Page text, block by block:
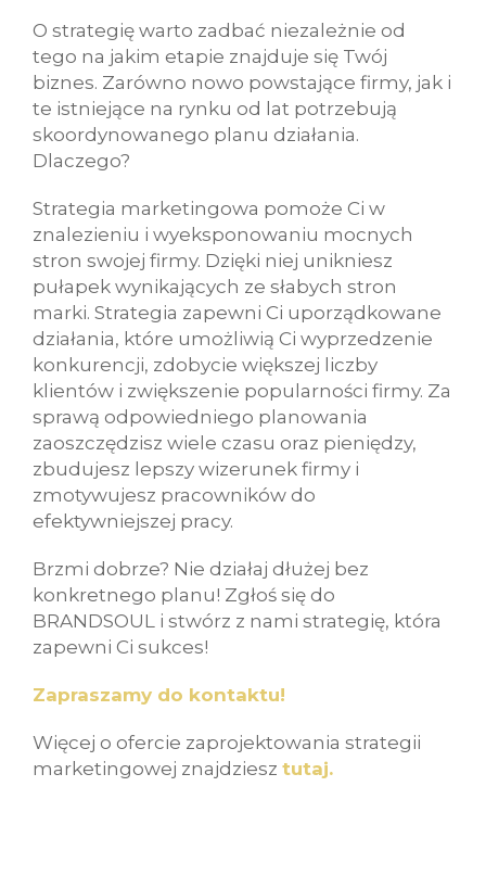
O strategię warto zadbać niezależnie od
tego na jakim etapie znajduje się Twój
biznes. Zarówno nowo powstające firmy, jak i
te istniejące na rynku od lat potrzebują
skoordynowanego planu działania.
Dlaczego?
Strategia marketingowa pomoże Ci w
znalezieniu i wyeksponowaniu mocnych
stron swojej firmy. Dzięki niej unikniesz
pułapek wynikających ze słabych stron
marki. Strategia zapewni Ci uporządkowane
działania, które umożliwią Ci wyprzedzenie
konkurencji, zdobycie większej liczby
klientów i zwiększenie popularności firmy. Za
sprawą odpowiedniego planowania
zaoszczędzisz wiele czasu oraz pieniędzy,
zbudujesz lepszy wizerunek firmy i
zmotywujesz pracowników do
efektywniejszej pracy.
Brzmi dobrze? Nie działaj dłużej bez
konkretnego planu! Zgłoś się do
BRANDSOUL i stwórz z nami strategię, która
zapewni Ci sukces!
Zapraszamy do kontaktu!
Więcej o ofercie zaprojektowania strategii
marketingowej znajdziesz tutaj.